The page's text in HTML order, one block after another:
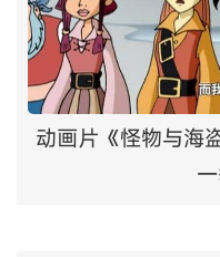
动画片《怪物与海